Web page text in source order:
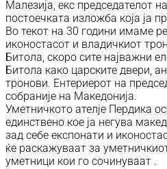
Малезија, екс председателот
постоечката изложба која ја
Во текот на 30 години имаме
иконостасот и владичкиот
Битола, скоро сите најважни
Битола како царските двери,
тронови. Ентериерот на
собраније на Македонија.
Уметничкото ателје Пердика
единствено кое ја негува
зад себе експонати и
ќе раскажуваат за
уметници кои го сочинуваат .